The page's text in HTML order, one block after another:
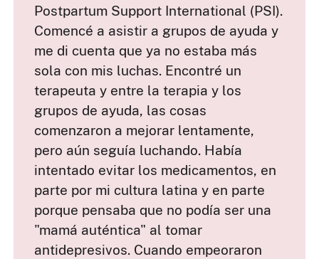
Postpartum Support International (PSI).
Comencé a asistir a grupos de ayuda y
me di cuenta que ya no estaba más
sola con mis luchas. Encontré un
terapeuta y entre la terapia y los
grupos de ayuda, las cosas
comenzaron a mejorar lentamente,
pero aún seguía luchando. Había
intentado evitar los medicamentos, en
parte por mi cultura latina y en parte
porque pensaba que no podía ser una
"mamá auténtica" al tomar
antidepresivos. Cuando empeoraron